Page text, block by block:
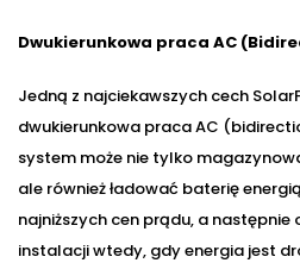
Dwukierunkowa praca AC
Jedną z najciekawszych cech
dwukierunkowa praca AC
system może nie tylko
ale również ładować baterię
najniższych cen prądu, a
instalacji wtedy, gdy energia jest